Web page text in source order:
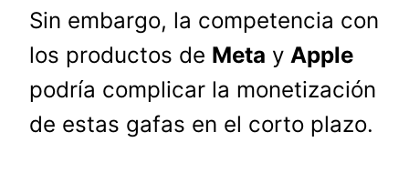
Sin embargo, la competencia con
los productos de Meta y Apple
podría complicar la monetización
de estas gafas en el corto plazo.